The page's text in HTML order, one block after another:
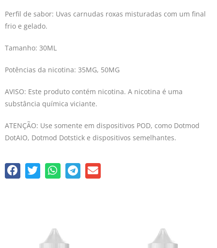
Perfil de sabor: Uvas carnudas roxas misturadas com um final
frio e gelado.
Tamanho: 30ML
Potências da nicotina: 35MG, 50MG
AVISO: Este produto contém nicotina. A nicotina é uma
substância química viciante.
ATENÇÃO: Use somente em dispositivos POD, como Dotmod
DotAIO, Dotmod Dotstick e dispositivos semelhantes.